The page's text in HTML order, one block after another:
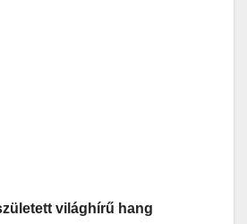
világhírű hang